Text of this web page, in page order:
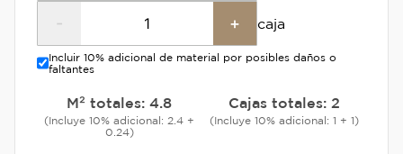
- + caja
Incluir 10% adicional de material por posibles daños o
faltantes
M² totales: 4.8
(Incluye 10% adicional: 2.4 +
0.24)
Cajas totales: 2
(Incluye 10% adicional: 1 + 1)